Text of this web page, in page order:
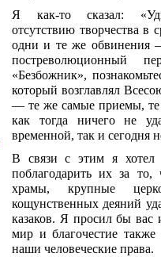
Я как-то сказал:
отсутствию творчества
одни и те же
постреволюционный
«Безбожник»,
который возглавлял
— те же самые приемы,
как тогда ничего не
временной, так и сегодня
В связи с этим я хотел
поблагодарить их за
храмы, крупные
кощунственных деяний
казаков. Я просил бы
мир и благочестие
наши человеческие права.